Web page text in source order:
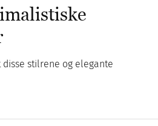
stilrene og elegante